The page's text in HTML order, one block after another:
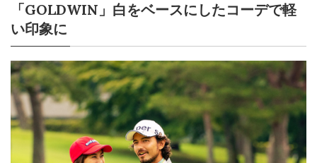
「GOLDWIN」白をベースにしたコーデで軽
い印象に